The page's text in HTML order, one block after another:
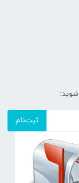
شوید:
ثبت‌نام